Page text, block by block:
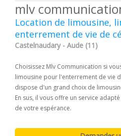
mlv
Location de limousine,
enterrement de vie de
Castelnaudary - Aude (11)
Choisissez Mlv Communication si
limousine pour l'enterrement de vie
dispose d'un grand choix de
En sus, il vous offre un service
de votre espérance.